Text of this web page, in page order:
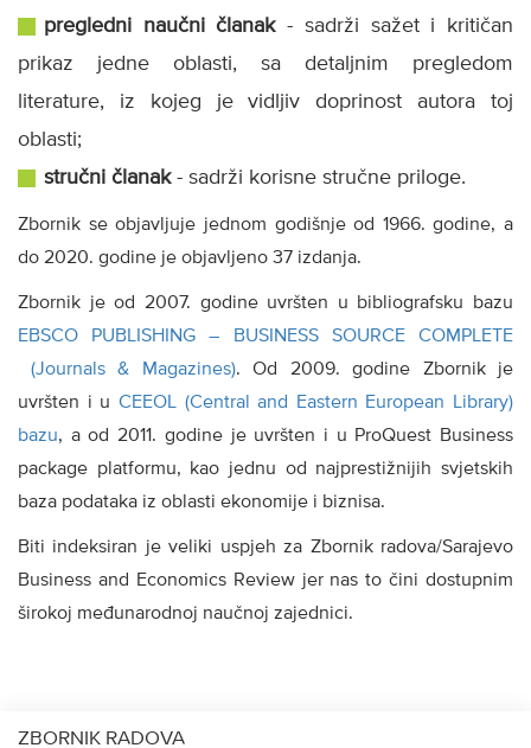
pregledni naučni članak- sadrži sažet i kritičan
prikaz jedne oblasti, sa detaljnim pregledom
literature, iz kojeg je vidljiv doprinost autora toj
oblasti;
stručni članak- sadrži korisne stručne priloge.
Zbornik se objavljuje jednom godišnje od 1966. godine, a
do 2020. godine je objavljeno 37 izdanja.
Zbornik je od 2007. godine uvršten u bibliografsku bazu
EBSCO PUBLISHING – BUSINESS SOURCE COMPLETE
(Journals & Magazines). Od 2009. godine Zbornik je
uvršten i u CEEOL (Central and Eastern European Library)
bazu, a od 2011. godine je uvršten i u ProQuest Business
package platformu, kao jednu od najprestižnijih svjetskih
baza podataka iz oblasti ekonomije i biznisa.
Biti indeksiran je veliki uspjeh za Zbornik radova/Sarajevo
Business and Economics Review jer nas to čini dostupnim
širokoj međunarodnoj naučnoj zajednici.
ZBORNIK RADOVA